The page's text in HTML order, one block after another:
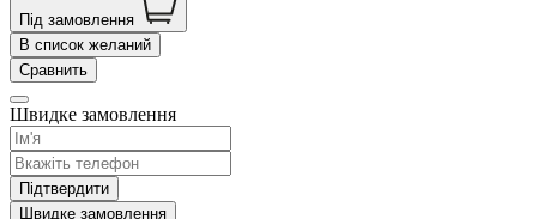
Під замовлення
В список желаний
Сравнить
Швидке замовлення
Підтвердити
Швидке замовлення